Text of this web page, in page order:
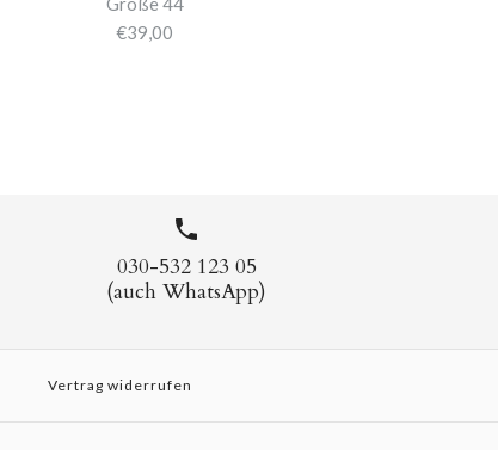
€39,00
030-532 123 05
(auch WhatsApp)
Vertrag widerrufen